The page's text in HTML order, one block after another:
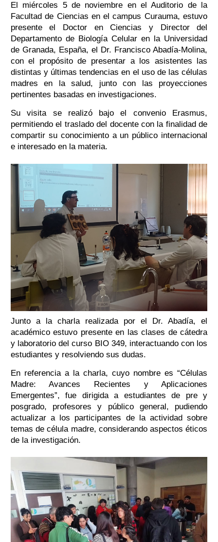
El miércoles 5 de noviembre en el Auditorio de la
Facultad de Ciencias en el campus Curauma, estuvo
presente el
Doctor en Ciencias y Director del
Departamento de Biología Celular en la Universidad
de Granada, España, el Dr. Francisco Abadía-Molina,
con el propósito de presentar a los asistentes las
distintas y últimas tendencias en el uso de las células
madres en la salud, junto con las proyecciones
pertinentes basadas en investigaciones.
Su visita se realizó bajo el convenio Erasmus,
permitiendo el traslado del docente con la finalidad de
compartir su conocimiento a un público internacional
e interesado en la materia.
Junto a la charla realizada por el Dr. Abadía, el
académico estuvo presente en las clases de cátedra
y laboratorio del curso BIO 349, interactuando con los
estudiantes y resolviendo sus dudas.
En referencia a la charla, cuyo nombre es “Células
Madre: Avances Recientes y Aplicaciones
Emergentes”, fue dirigida a estudiantes de pre y
posgrado, profesores y público general, pudiendo
actualizar a los participantes de la actividad sobre
temas de célula madre, considerando aspectos éticos
de la investigación.